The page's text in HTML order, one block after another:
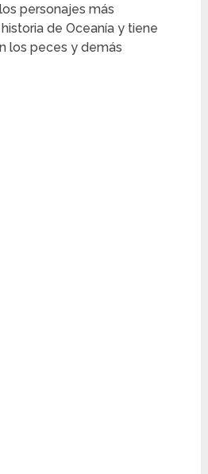
personajes más
de Oceanía y tiene
los peces y demás